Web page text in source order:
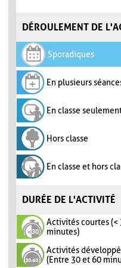
DÉROULEMENT DE
Sporadiques
En plusieurs
En classe
Hors classe
En classe et hors
DURÉE DE L'ACTIVITÉ
Activités courtes (<
minutes)
Activités
(Entre 30 et 60